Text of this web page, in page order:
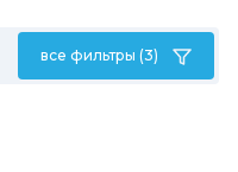
все фильтры (3)